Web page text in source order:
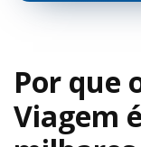
Por que
Viagem